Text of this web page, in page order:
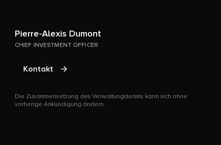
Pierre-Alexis Dumont
CHIEF INVESTMENT OFFICER
Kontakt
Die Zusammensetzung des Verwaltungsteams kann sich ohne
vorherige Ankündigung ändern.